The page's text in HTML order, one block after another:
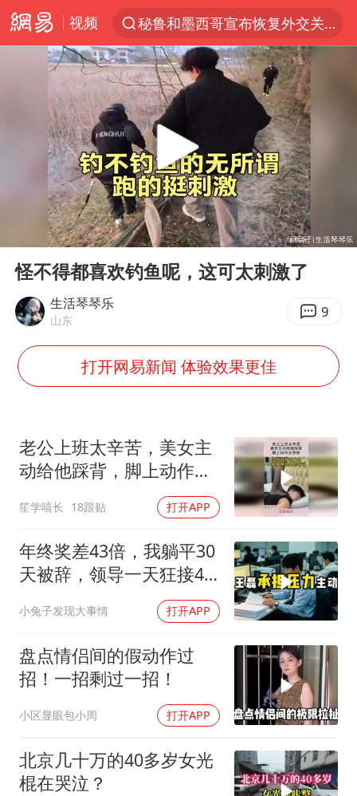
视频
秘鲁和墨西哥宣布恢复外交关系
“电影+”如何激发千亿级消费新活力？
泉州市委书记张毅恭被查
老中医：立秋后养心是关键
中医教你一招提升气血
U17国足三连胜晋级明日之星半决赛
欧阳娜娜窦靖童好搭
国防部：坚决反制任何闹海挑衅图谋
“新疆阿勒泰八月能滑雪”不实
日本试射“战斧”导弹，国防部回应
胡彦斌韩磊 谁帮谁
夯实基础开新局
Play
00:00 02:14
怪不得都喜欢钓鱼呢，这可太刺激了
生活琴琴乐
山东 9
打开网易新闻 体验效果更佳
老公上班太辛苦，美女主
动给他踩背，脚上动作太
笙学嘻长 18跟贴 打开APP
年终奖差43倍，我躺平30
天被辞，领导一天狂接47
小兔子发现大事情 打开APP
盘点情侣间的假动作过
招！一招剩过一招！
小区显眼包小周 打开APP
北京几十万的40多岁女光
棍在哭泣？